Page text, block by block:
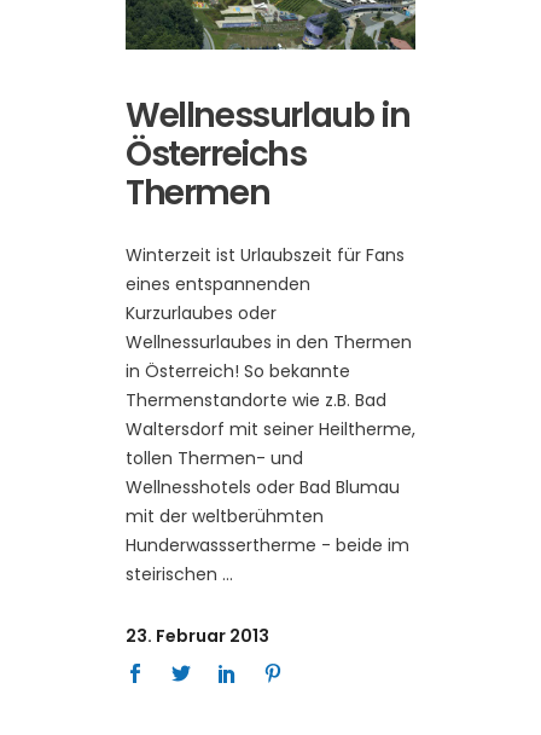
Wellnessurlaub in
Österreichs
Thermen
Winterzeit ist Urlaubszeit für Fans
eines entspannenden
Kurzurlaubes oder
Wellnessurlaubes in den Thermen
in Österreich! So bekannte
Thermenstandorte wie z.B. Bad
Waltersdorf mit seiner Heiltherme,
tollen Thermen- und
Wellnesshotels oder Bad Blumau
mit der weltberühmten
Hunderwasssertherme - beide im
steirischen
23. Februar 2013